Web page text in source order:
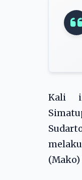
Kali
(Mako)